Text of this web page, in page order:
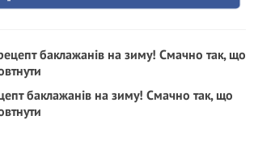
баклажанів на зиму! Смачно так, що